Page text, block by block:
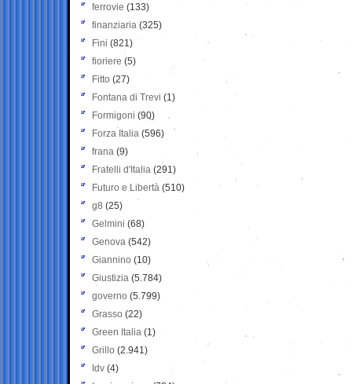
ferrovie (133)
finanziaria (325)
Fini (821)
fioriere (5)
Fitto (27)
Fontana di Trevi (1)
Formigoni (90)
Forza Italia (596)
frana (9)
Fratelli d'Italia (291)
Futuro e Libertà (510)
g8 (25)
Gelmini (68)
Genova (542)
Giannino (10)
Giustizia (5.784)
governo (5.799)
Grasso (22)
Green Italia (1)
Grillo (2.941)
Idv (4)